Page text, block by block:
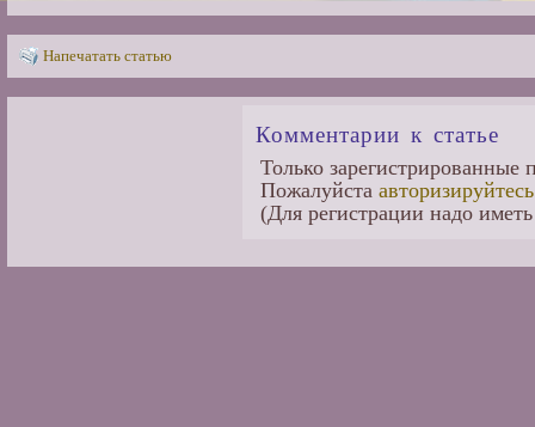
Напечатать статью
Комментарии к статье
Только зарегистрированные
Пожалуйстаавторизируйтесь
(Для регистрации надо